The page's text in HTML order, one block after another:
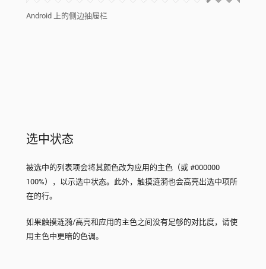
Android 上的侧边抽屉栏
选中状态
被选中的列表项会将其颜色改为应用的主色（或 #000000
100%），以示选中状态。此外，触摸涟漪也会高亮出选中项所
在的行。
如果触摸涟漪/高亮和应用的主色之间没有足够的对比度，请使
用主色中更暗的色调。